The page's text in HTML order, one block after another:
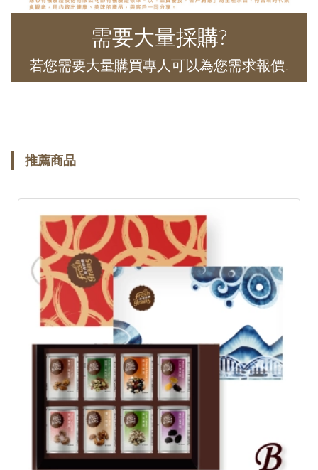
需要大量採購?
若您需要大量購買專人可以為您需求報價!
推薦商品